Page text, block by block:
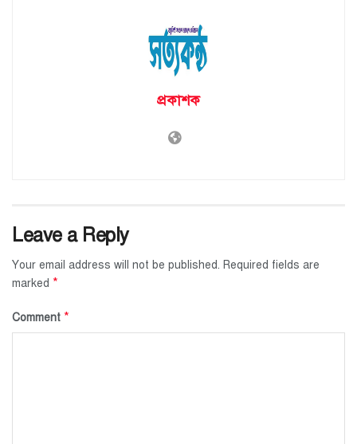
প্রকাশক
Leave a Reply
Your email address will not be published. Required fields are
marked *
Comment *